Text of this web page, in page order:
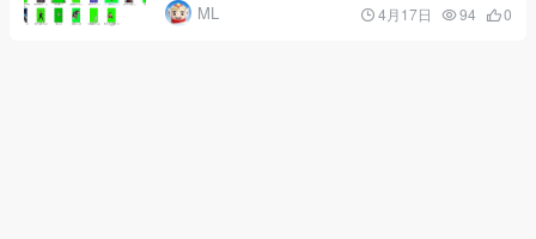
ML 4月17日 94 0